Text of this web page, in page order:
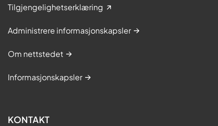
Tilgjengelighetserklæring
Administrere informasjonskapsler
Om nettstedet
Informasjonskapsler
KONTAKT